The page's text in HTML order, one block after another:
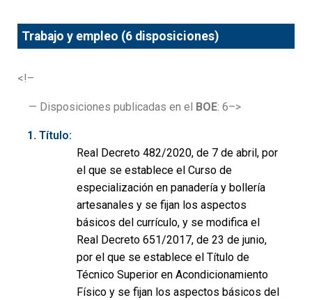
Trabajo y empleo (6 disposiciones)
<!–
— Disposiciones publicadas en el BOE: 6–>
Título:
Real Decreto 482/2020, de 7 de abril, por
el que se establece el Curso de
especialización en panadería y bollería
artesanales y se fijan los aspectos
básicos del currículo, y se modifica el
Real Decreto 651/2017, de 23 de junio,
por el que se establece el Título de
Técnico Superior en Acondicionamiento
Físico y se fijan los aspectos básicos del